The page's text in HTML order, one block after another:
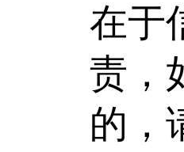
在于
责，
的，